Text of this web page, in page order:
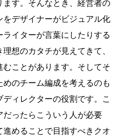
ます。そんなとき、経営者の
をデザイナーがビジュアル化
ライターが言葉にしたりする
想のカタチが見えてきて、
むことがあります。そしてそ
めのチーム編成を考えるのも
ディレクターの役割です。こ
だったらこういう人が必要
進めることで目指すべきクオ